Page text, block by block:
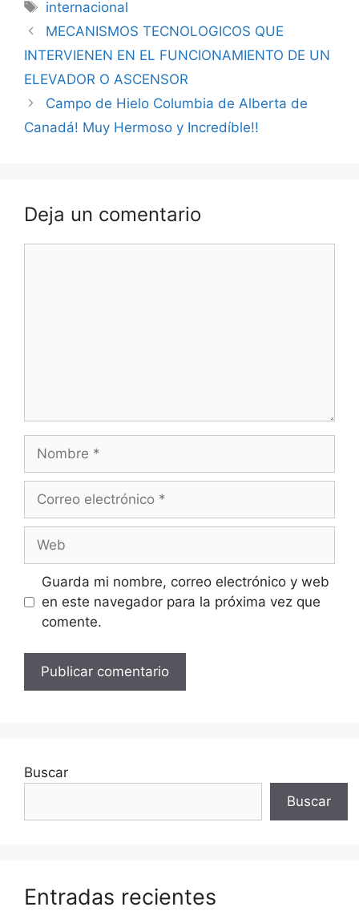
Etiquetas
internacional
MECANISMOS TECNOLOGICOS QUE
INTERVIENEN EN EL FUNCIONAMIENTO DE UN
ELEVADOR O ASCENSOR
Campo de Hielo Columbia de Alberta de
Canadá! Muy Hermoso y Incredíble!!
Deja un comentario
Nombre
Correo
Web
Guarda mi nombre, correo electrónico y web
en este navegador para la próxima vez que
comente.
Buscar
Buscar
Entradas recientes